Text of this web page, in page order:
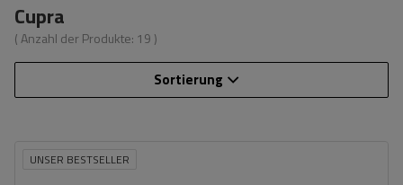
Cupra
( Anzahl der Produkte: 19 )
Sortierung
UNSER BESTSELLER